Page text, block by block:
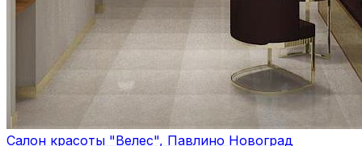
Салон красоты "Велес", Павлино Новоград